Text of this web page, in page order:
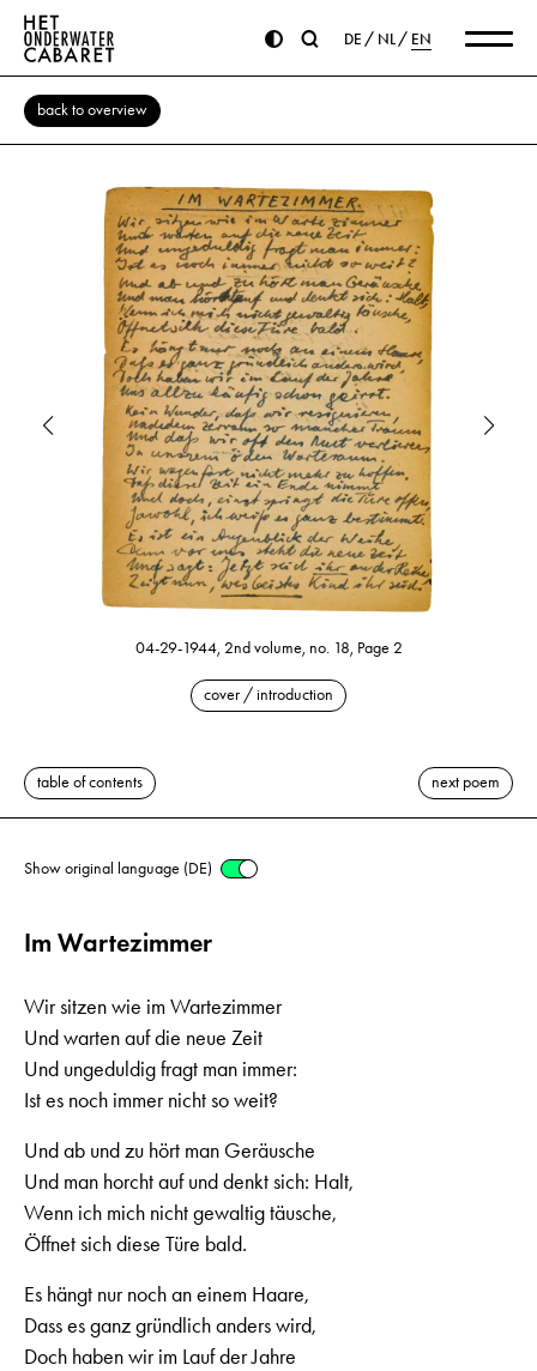
DE NL EN
back to overview
04-29-1944, 2nd volume, no. 18, Page 2
cover / introduction
table of contents next poem
Show original language (DE)
Im Wartezimmer
Wir sitzen wie im Wartezimmer
Und warten auf die neue Zeit
Und ungeduldig fragt man immer:
Ist es noch immer nicht so weit?
Und ab und zu hört man Geräusche
Und man horcht auf und denkt sich: Halt,
Wenn ich mich nicht gewaltig täusche,
Öffnet sich diese Türe bald.
Es hängt nur noch an einem Haare,
Dass es ganz gründlich anders wird,
Doch haben wir im Lauf der Jahre